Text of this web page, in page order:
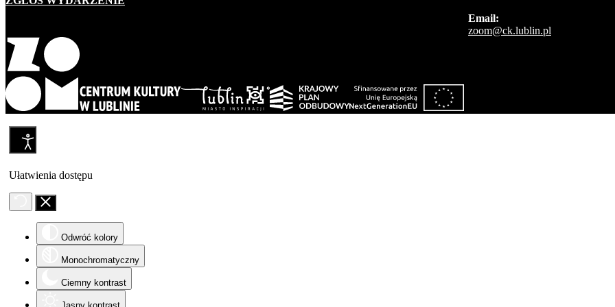
Email:
zoom@ck.lublin.pl
Ułatwienia dostępu
Odwróć kolory
Monochromatyczny
Ciemny kontrast